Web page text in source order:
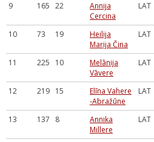
9 165 22
Annija
Cercina
LAT
10 73 19
Heilija
Marija Čina
LAT
11 225 10
Melānija
Vāvere
LAT
12 219 15
Elīna Vahere
-Abražūne
LAT
13 137 8
Annika
Millere
LAT